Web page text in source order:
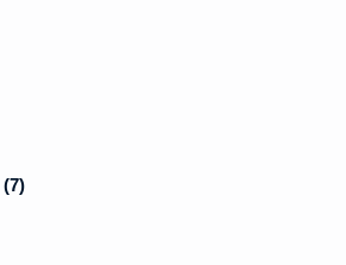
(7)